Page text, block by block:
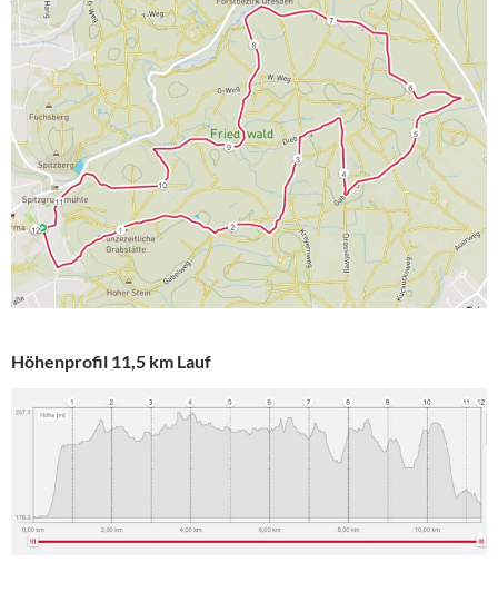
Höhenprofil 11,5 km Lauf